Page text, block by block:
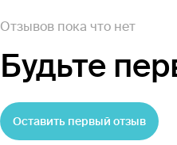
Отзывов пока что нет
Будьте
Оставить первый отзыв